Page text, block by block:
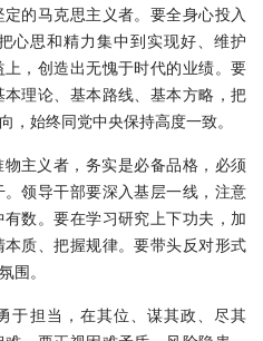
的马克思主义者。要全身心投入
心思和精力集中到实现好、维护
，创造出无愧于时代的业绩。要
理论、基本路线、基本方略，把
，始终同党中央保持高度一致。
主义者，务实是必备品格，必须
领导干部要深入基层一线，注意
数。要在学习研究上下功夫，加
质、把握规律。要带头反对形式
围。
于担当，在其位、谋其政、尽其